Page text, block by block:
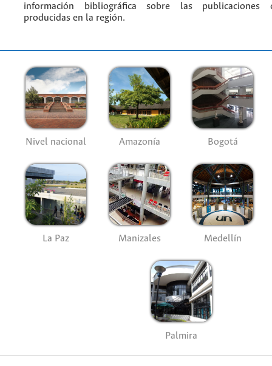
información bibliográfica sobre las publicaciones
producidas en la región.
Nivel nacional Amazonía Bogotá
La Paz Manizales Medellín
Palmira